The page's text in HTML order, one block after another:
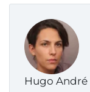
Hugo André